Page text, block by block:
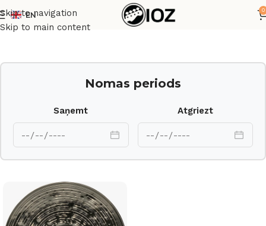
Skip to navigation
Skip to main content
EN
0
Sākums Bungas Šķīvji
Nomas periods
Saņemt Atgriezt